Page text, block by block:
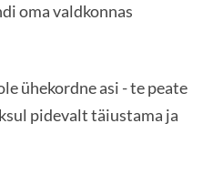
oma valdkonnas
ühekordne asi - te peate
pidevalt täiustama ja